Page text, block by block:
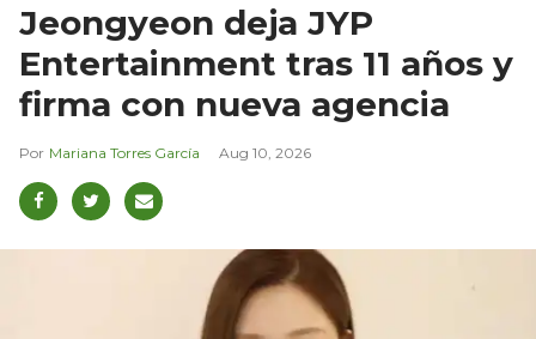
Jeongyeon deja JYP
Entertainment tras 11 años y
firma con nueva agencia
Mariana Torres García Aug 10, 2026